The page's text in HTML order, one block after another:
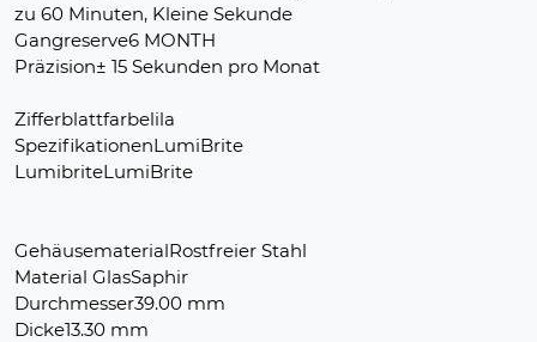
zu 60 Minuten, Kleine Sekunde
Gangreserve6 MONTH
Präzision± 15 Sekunden pro Monat
Zifferblattfarbelila
SpezifikationenLumiBrite
LumibriteLumiBrite
GehäusematerialRostfreier Stahl
Material GlasSaphir
Durchmesser39.00 mm
Dicke13.30 mm